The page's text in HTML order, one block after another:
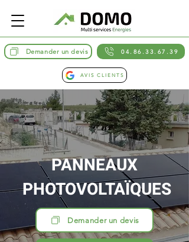
Demander un devis 04.86.33.67.39
AVIS CLIENTS
PANNEAUX
PHOTOVOLTAÏQUES
Demander un devis